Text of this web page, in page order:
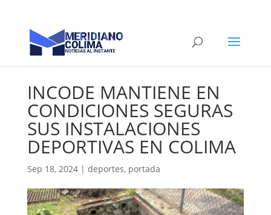
INCODE MANTIENE EN
CONDICIONES SEGURAS
SUS INSTALACIONES
DEPORTIVAS EN COLIMA
Sep 18, 2024| deportes, portada